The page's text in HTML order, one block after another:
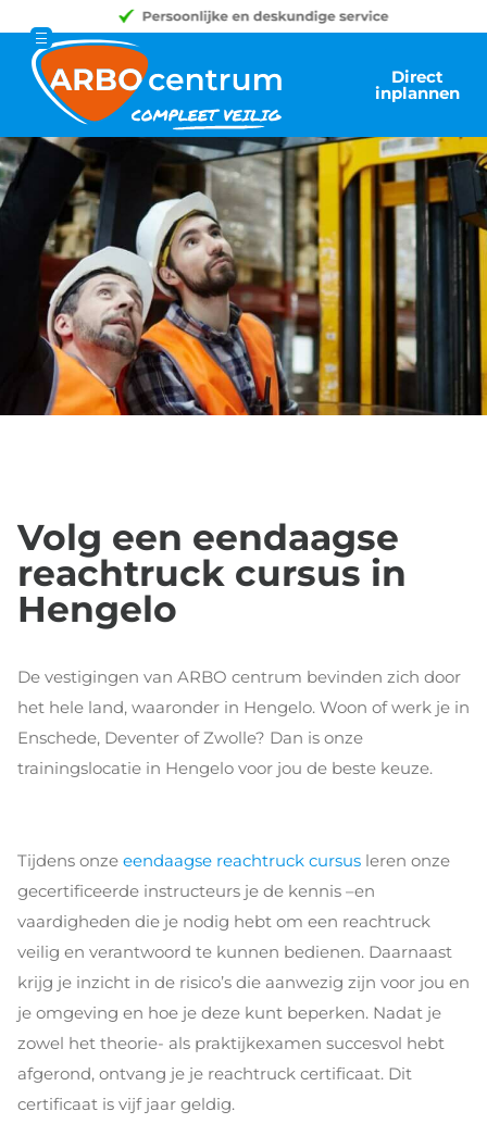
Direct
inplannen
Volg een eendaagse
reachtruck cursus in
Hengelo
De vestigingen van ARBO centrum bevinden zich door
het hele land, waaronder in Hengelo. Woon of werk je in
Enschede, Deventer of Zwolle? Dan is onze
trainingslocatie in Hengelo voor jou de beste keuze.
Tijdens onze eendaagse reachtruck cursus leren onze
gecertificeerde instructeurs je de kennis –en
vaardigheden die je nodig hebt om een reachtruck
veilig en verantwoord te kunnen bedienen. Daarnaast
krijg je inzicht in de risico’s die aanwezig zijn voor jou en
je omgeving en hoe je deze kunt beperken. Nadat je
zowel het theorie- als praktijkexamen succesvol hebt
afgerond, ontvang je je reachtruck certificaat. Dit
certificaat is vijf jaar geldig.